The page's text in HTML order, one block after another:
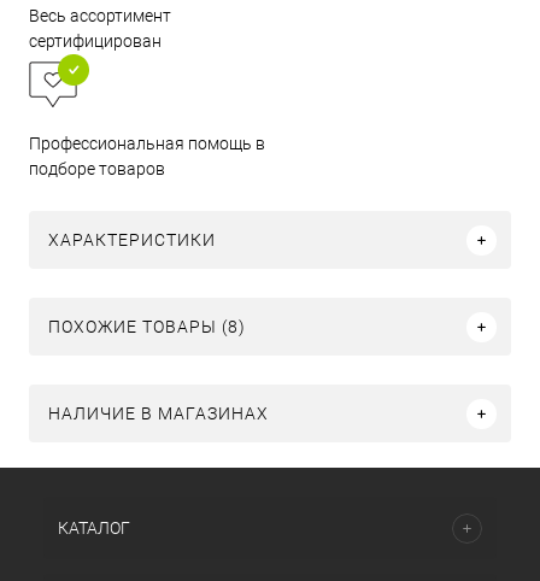
Весь ассортимент
сертифицирован
Профессиональная помощь в
подборе товаров
ХАРАКТЕРИСТИКИ
ПОХОЖИЕ ТОВАРЫ (8)
НАЛИЧИЕ В МАГАЗИНАХ
КАТАЛОГ